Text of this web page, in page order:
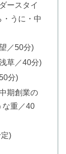
ースタイ
うに・中
／50分)
草／40分)
分)
期創業の
な重／40
)